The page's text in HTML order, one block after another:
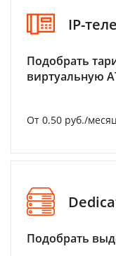
IP-
Подобрать
виртуальную
От 0.50 руб./
Подобрать